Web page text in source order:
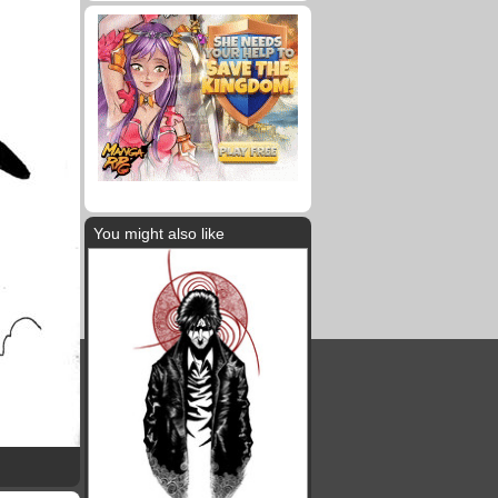
You might also like